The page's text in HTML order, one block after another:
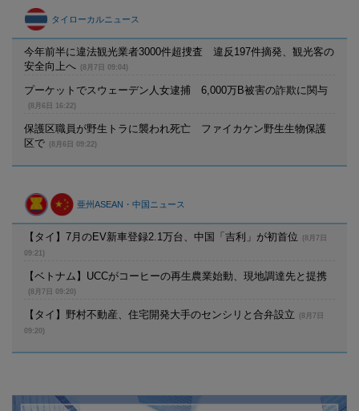
タイローカルニュース
今年前半に違法観光業者3000件超捜査 違反197件摘発、観光客の
安全向上へ
(8月7日 09:04)
プーケットでスウェーデン人女逮捕 6,000万B被害の詐欺に関与
(8月6日 16:22)
保護区職員が野生トラに襲われ死亡 ファイカケン野生生物保護
区で (8月6日 09:22)
亜州ASEAN・中国ニュース
【タイ】7月のEV新車登録2.1万台、中国「吉利」が初首位
(8月7日
09:21)
【ベトナム】UCCがコーヒーの再生農業始動、現地調達先と提携
(8月7日 09:20)
【タイ】野村不動産、住宅開発大手のセンシリと合弁設立
(8月7日
09:20)